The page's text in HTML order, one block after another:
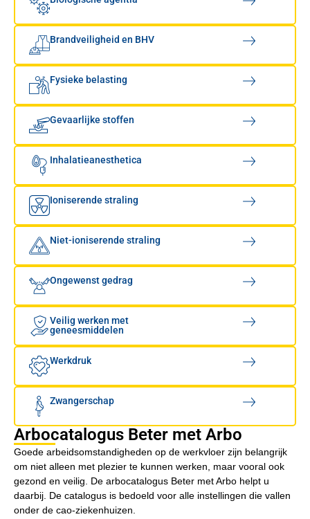
Brandveiligheid en BHV
Fysieke belasting
Gevaarlijke stoffen
Inhalatieanesthetica
Ioniserende straling
Niet-ioniserende straling
Ongewenst gedrag
Veilig werken met
geneesmiddelen
Werkdruk
Zwangerschap
Arbocatalogus Beter met Arbo
Goede arbeidsomstandigheden op de werkvloer zijn belangrijk
om niet alleen met plezier te kunnen werken, maar vooral ook
gezond en veilig. De arbocatalogus Beter met Arbo helpt u
daarbij. De catalogus is bedoeld voor alle instellingen die vallen
onder de cao-ziekenhuizen.